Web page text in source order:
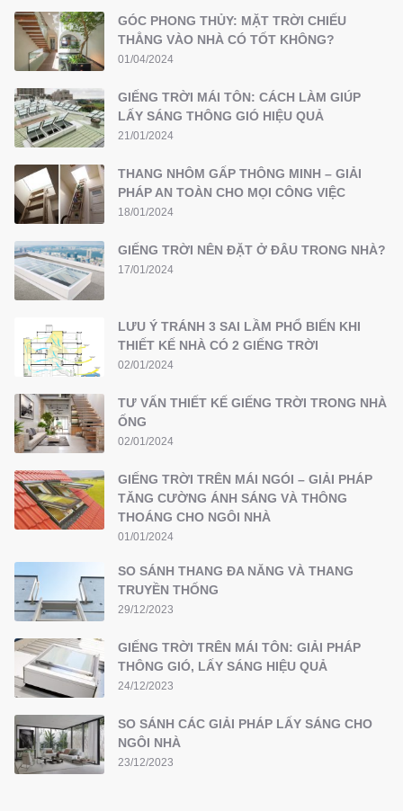
GÓC PHONG THỦY: MẶT TRỜI CHIẾU
THẲNG VÀO NHÀ CÓ TỐT KHÔNG?
01/04/2024
GIẾNG TRỜI MÁI TÔN: CÁCH LÀM GIÚP
LẤY SÁNG THÔNG GIÓ HIỆU QUẢ
21/01/2024
THANG NHÔM GẤP THÔNG MINH – GIẢI
PHÁP AN TOÀN CHO MỌI CÔNG VIỆC
18/01/2024
GIẾNG TRỜI NÊN ĐẶT Ở ĐÂU TRONG NHÀ?
17/01/2024
LƯU Ý TRÁNH 3 SAI LẦM PHỔ BIẾN KHI
THIẾT KẾ NHÀ CÓ 2 GIẾNG TRỜI
02/01/2024
TƯ VẤN THIẾT KẾ GIẾNG TRỜI TRONG NHÀ
ỐNG
02/01/2024
GIẾNG TRỜI TRÊN MÁI NGÓI – GIẢI PHÁP
TĂNG CƯỜNG ÁNH SÁNG VÀ THÔNG
THOÁNG CHO NGÔI NHÀ
01/01/2024
SO SÁNH THANG ĐA NĂNG VÀ THANG
TRUYỀN THỐNG
29/12/2023
GIẾNG TRỜI TRÊN MÁI TÔN: GIẢI PHÁP
THÔNG GIÓ, LẤY SÁNG HIỆU QUẢ
24/12/2023
SO SÁNH CÁC GIẢI PHÁP LẤY SÁNG CHO
NGÔI NHÀ
23/12/2023